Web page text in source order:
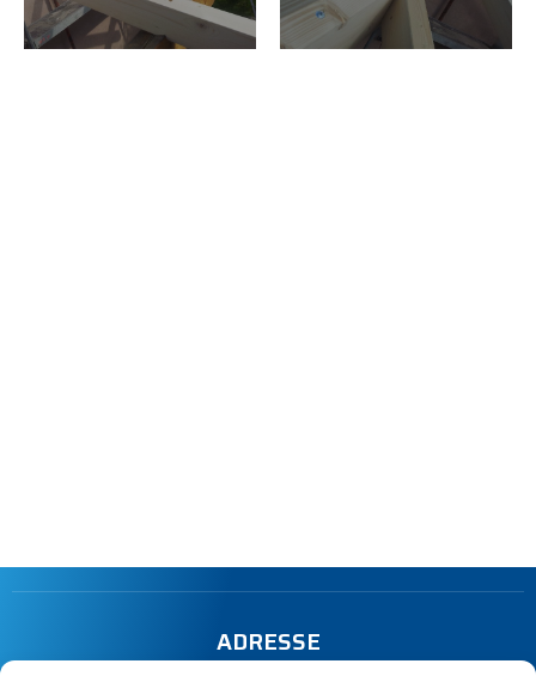
ADRESSE